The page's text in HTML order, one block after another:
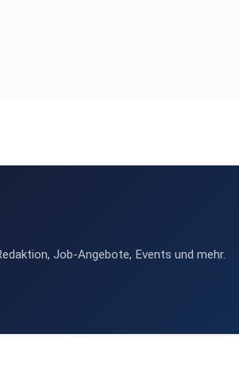
Job-Angebote, Events und mehr.